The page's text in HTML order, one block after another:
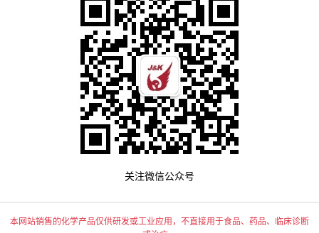
关注微信公众号
本网站销售的化学产品仅供研发或工业应用，不直接用于食品、药品、临床诊断